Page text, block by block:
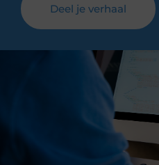
Deel je verhaal